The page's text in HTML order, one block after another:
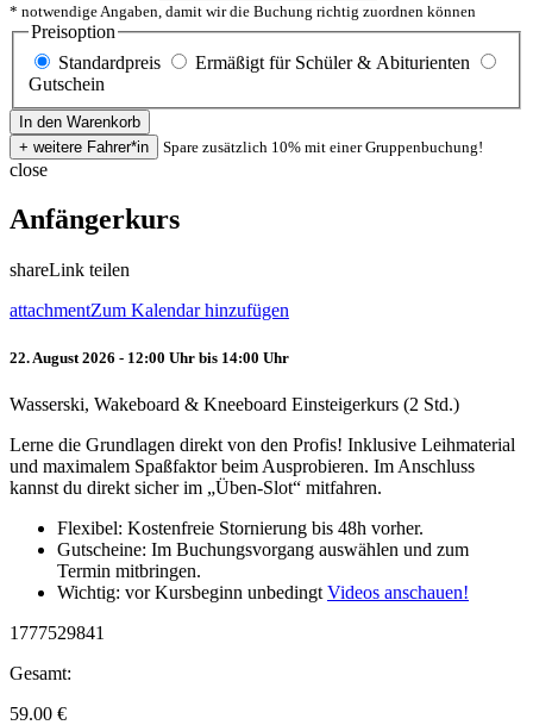
* notwendige Angaben, damit wir die Buchung richtig zuordnen können
Preisoption
Standardpreis
Ermäßigt für Schüler & Abiturienten
Gutschein
Spare zusätzlich 10% mit einer Gruppenbuchung!
close
Anfängerkurs
shareLink teilen
attachmentZum Kalendar hinzufügen
22. August 2026 - 12:00 Uhr bis 14:00 Uhr
Wasserski, Wakeboard & Kneeboard Einsteigerkurs (2 Std.)
Lerne die Grundlagen direkt von den Profis! Inklusive Leihmaterial
und maximalem Spaßfaktor beim Ausprobieren. Im Anschluss
kannst du direkt sicher im „Üben-Slot“ mitfahren.
Flexibel: Kostenfreie Stornierung bis 48h vorher.
Gutscheine: Im Buchungsvorgang auswählen und zum
Termin mitbringen.
Wichtig: vor Kursbeginn unbedingt Videos anschauen!
1777529841
Gesamt:
59.00 €